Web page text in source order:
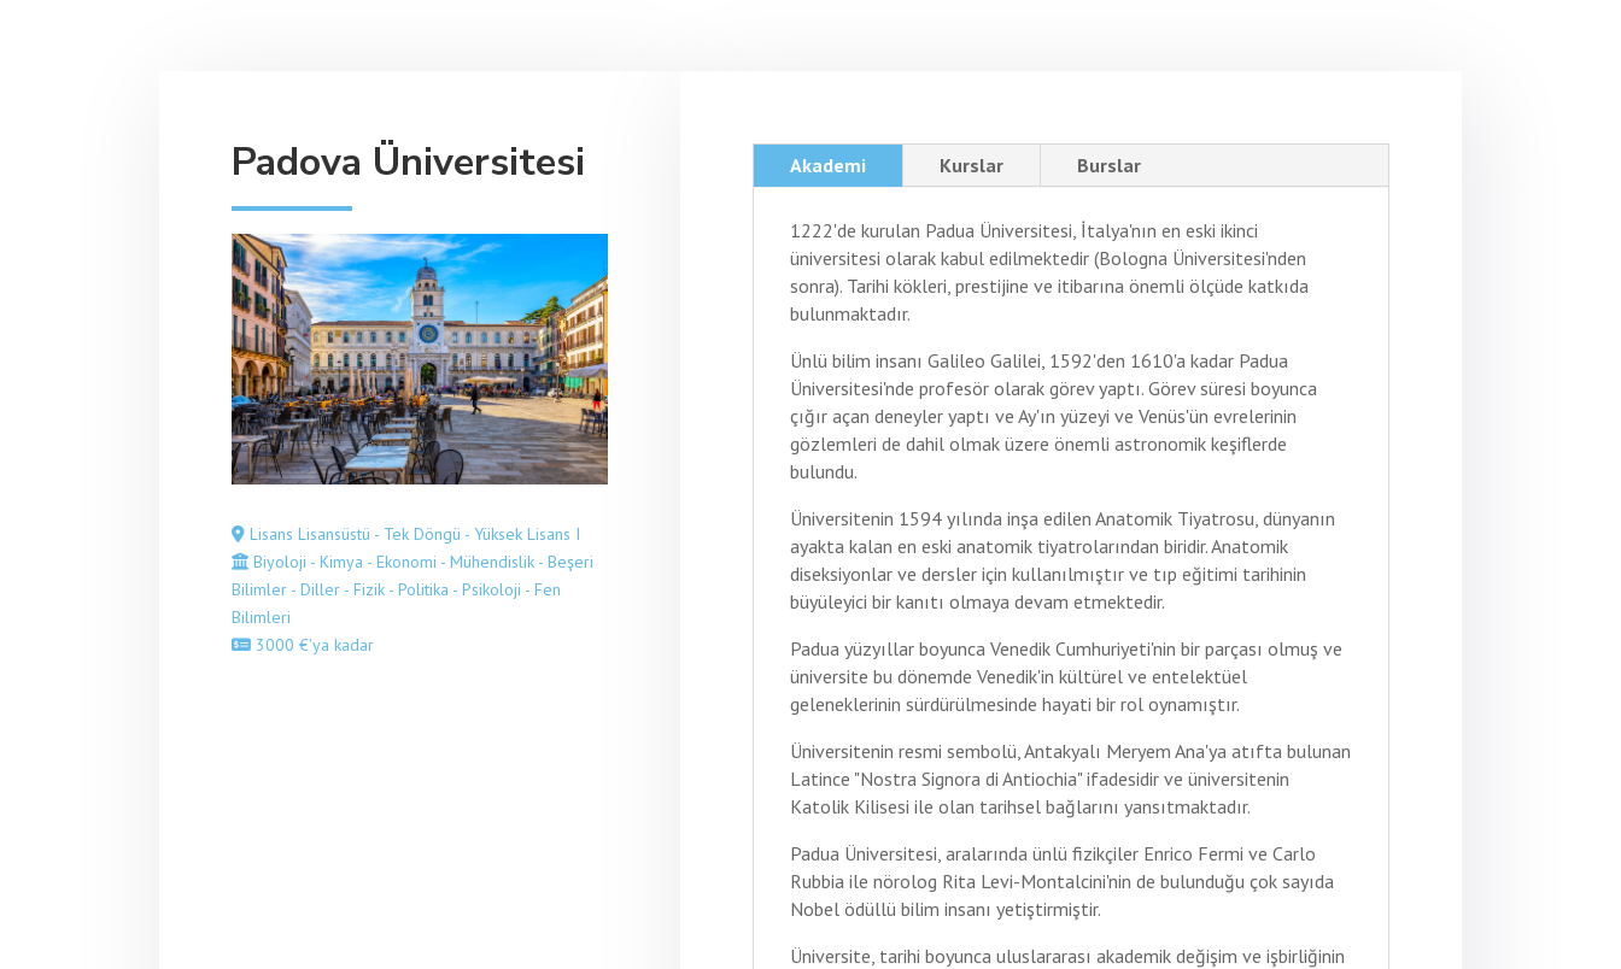
Padova Üniversitesi
Lisans Lisansüstü - Tek Döngü - Yüksek Lisans I
Biyoloji - Kimya - Ekonomi - Mühendislik - Beşeri
Bilimler - Diller - Fizik - Politika - Psikoloji - Fen
Bilimleri
3000 €'ya kadar
Akademi Kurslar Burslar
1222'de kurulan Padua Üniversitesi, İtalya'nın en eski ikinci
üniversitesi olarak kabul edilmektedir (Bologna Üniversitesi'nden
sonra). Tarihi kökleri, prestijine ve itibarına önemli ölçüde katkıda
bulunmaktadır.
Ünlü bilim insanı Galileo Galilei, 1592'den 1610'a kadar Padua
Üniversitesi'nde profesör olarak görev yaptı. Görev süresi boyunca
çığır açan deneyler yaptı ve Ay'ın yüzeyi ve Venüs'ün evrelerinin
gözlemleri de dahil olmak üzere önemli astronomik keşiflerde
bulundu.
Üniversitenin 1594 yılında inşa edilen Anatomik Tiyatrosu, dünyanın
ayakta kalan en eski anatomik tiyatrolarından biridir. Anatomik
diseksiyonlar ve dersler için kullanılmıştır ve tıp eğitimi tarihinin
büyüleyici bir kanıtı olmaya devam etmektedir.
Padua yüzyıllar boyunca Venedik Cumhuriyeti'nin bir parçası olmuş ve
üniversite bu dönemde Venedik'in kültürel ve entelektüel
geleneklerinin sürdürülmesinde hayati bir rol oynamıştır.
Üniversitenin resmi sembolü, Antakyalı Meryem Ana'ya atıfta bulunan
Latince "Nostra Signora di Antiochia" ifadesidir ve üniversitenin
Katolik Kilisesi ile olan tarihsel bağlarını yansıtmaktadır.
Padua Üniversitesi, aralarında ünlü fizikçiler Enrico Fermi ve Carlo
Rubbia ile nörolog Rita Levi-Montalcini'nin de bulunduğu çok sayıda
Nobel ödüllü bilim insanı yetiştirmiştir.
Üniversite, tarihi boyunca uluslararası akademik değişim ve işbirliğinin